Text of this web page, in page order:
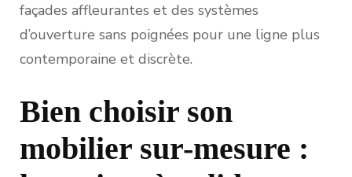
façades affleurantes et des systèmes
d’ouverture sans poignées pour une ligne plus
contemporaine et discrète.
Bien choisir son
mobilier sur-mesure :